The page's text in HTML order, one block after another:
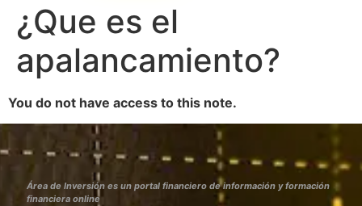
¿Que es el
apalancamiento?
You do not have access to this note.
Área de Inversión es un portal financiero de información y formación
financiera online